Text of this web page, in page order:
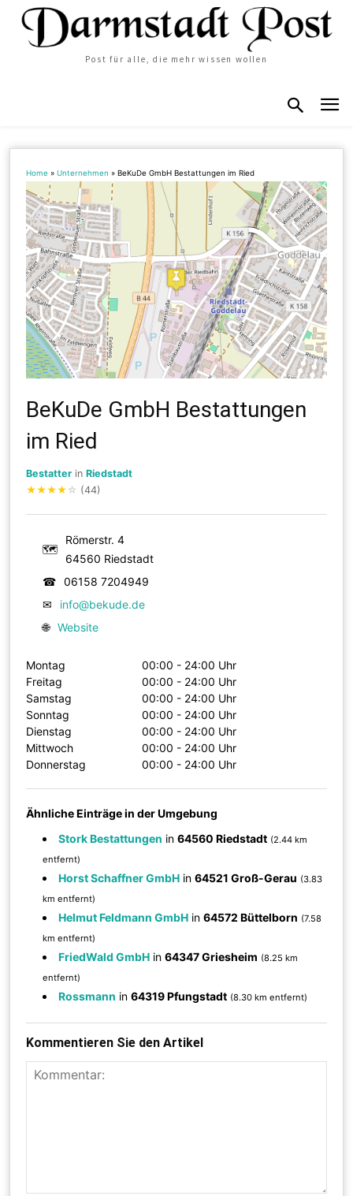
Post für alle, die mehr wissen wollen
Home »Unternehmen »BeKuDe GmbH Bestattungen im Ried
BeKuDe GmbH Bestattungen
im Ried
Bestatter inRiedstadt
★★★★ ☆ (44)
🗺
Römerstr. 4
64560 Riedstadt
☎
06158 7204949
✉
info@bekude.de
🌐 Website
Montag
00:00 - 24:00 Uhr
Freitag
00:00 - 24:00 Uhr
Samstag
00:00 - 24:00 Uhr
Sonntag
00:00 - 24:00 Uhr
Dienstag
00:00 - 24:00 Uhr
Mittwoch
00:00 - 24:00 Uhr
Donnerstag
00:00 - 24:00 Uhr
Ähnliche Einträge in der Umgebung
Stork Bestattungen in64560 Riedstadt (2.44 km
entfernt)
Horst Schaffner GmbH in64521 Groß-Gerau (3.83
km entfernt)
Helmut Feldmann GmbH in64572 Büttelborn (7.58
km entfernt)
FriedWald GmbH in64347 Griesheim (8.25 km
entfernt)
Rossmann in64319 Pfungstadt (8.30 km entfernt)
Kommentieren Sie den Artikel